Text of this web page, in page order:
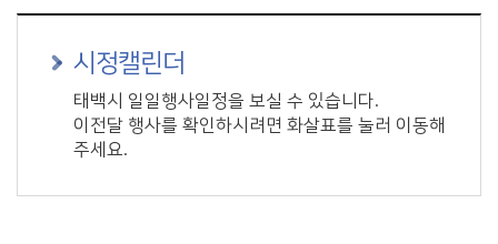
시정캘린더
태백시 일일행사일정을 보실 수 있습니다.
이전달 행사를 확인하시려면 화살표를 눌러 이동해
주세요.